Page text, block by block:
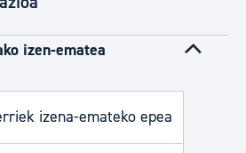
izen-ematea
izena-emateko epea